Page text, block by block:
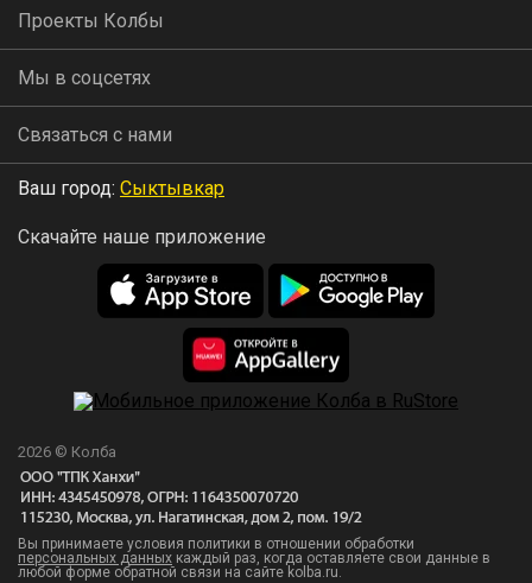
Проекты Колбы
Мы в соцсетях
Связаться с нами
Ваш город: Сыктывкар
Скачайте наше приложение
2026 © Колба
Вы принимаете условия политики в отношении обработки
персональных данных каждый раз, когда оставляете свои данные в
любой форме обратной связи на сайте kolba.ru.